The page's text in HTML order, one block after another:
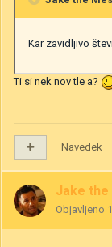
Kar zavidljivo
Ti si nek nov tle a?
Navedek
Jake the
Objavljeno